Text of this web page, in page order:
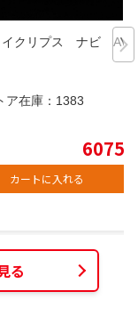
イクリプス ナビ AVN
ア在庫： 1383
6075
カートに入れる
る